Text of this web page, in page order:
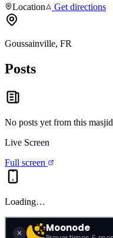
Location Get directions
Goussainville, FR
Posts
No posts yet from this masjid
Live Screen
Full screen
Loading…